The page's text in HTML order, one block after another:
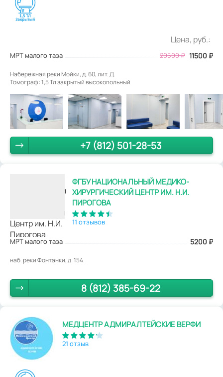
Цена, руб.:
МРТ малого таза 20500₽ 11500 ₽
Набережная реки Мойки, д. 60, лит. Д.
Томограф: 1,5 Тл закрытый высокопольный
+7 (812) 501-28-53
ФГБУ НАЦИОНАЛЬНЫЙ МЕДИКО-
ХИРУРГИЧЕСКИЙ ЦЕНТР ИМ. Н.И.
ПИРОГОВА
11 отзывов
МРТ малого таза 5200 ₽
наб. реки Фонтанки, д. 154.
8 (812) 385-69-22
МЕДЦЕНТР АДМИРАЛТЕЙСКИЕ ВЕРФИ
21 отзыв